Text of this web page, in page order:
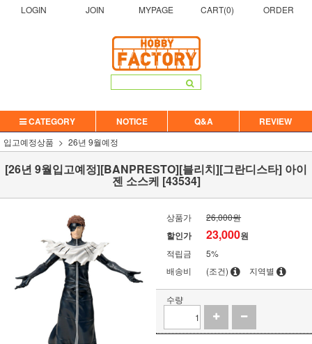
LOGIN JOIN MYPAGE CART(0) ORDER
CATEGORY NOTICE Q&A REVIEW
입고예정상품 26년 9월예정
[26년 9월입고예정][BANPRESTO][블리치][그란디스타] 아이
젠 소스케 [43534]
상품가 26,000원
할인가 23,000원
적립금
5%
배송비
(조건) 지역별
수량